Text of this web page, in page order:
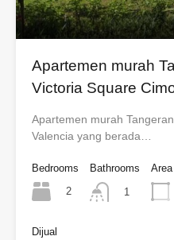
Apartemen murah
Victoria Square
Apartemen murah
Valencia yang berada…
Bedrooms
2
Bathrooms
1
Area
Dijual